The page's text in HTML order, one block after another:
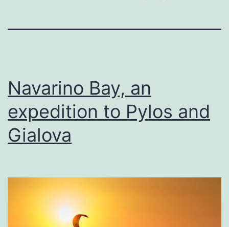
Navarino Bay, an
expedition to Pylos and
Gialova